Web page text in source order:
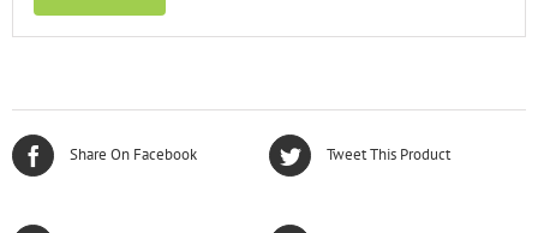
Share On Facebook Tweet This Product